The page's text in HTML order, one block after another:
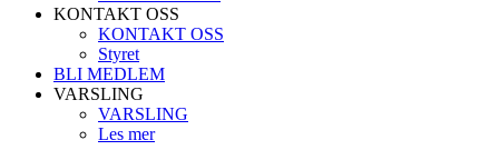
KONTAKT OSS
KONTAKT OSS
Styret
BLI MEDLEM
VARSLING
VARSLING
Les mer